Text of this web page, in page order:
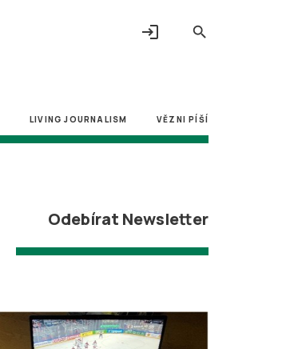
search
login
LIVING JOURNALISM VĚZNI PÍŠÍ
Odebírat Newsletter